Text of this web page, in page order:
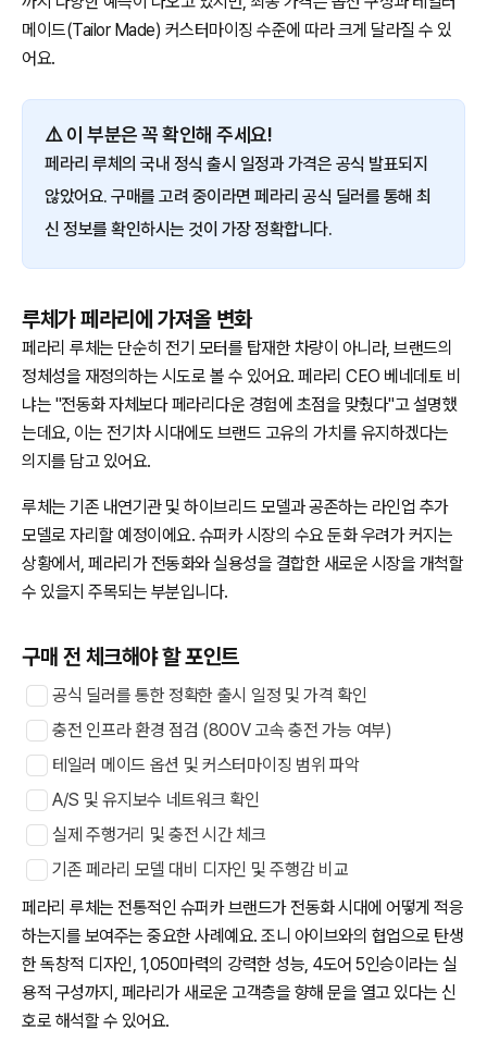
메이드(Tailor Made) 커스터마이징 수준에 따라 크게 달라질 수 있
어요.
⚠️ 이 부분은 꼭 확인해 주세요!
페라리 루체의 국내 정식 출시 일정과 가격은 공식 발표되지
않았어요. 구매를 고려 중이라면 페라리 공식 딜러를 통해 최
신 정보를 확인하시는 것이 가장 정확합니다.
루체가 페라리에 가져올 변화
페라리 루체는 단순히 전기 모터를 탑재한 차량이 아니라, 브랜드의
정체성을 재정의하는 시도로 볼 수 있어요. 페라리 CEO 베네데토 비
냐는 "전동화 자체보다 페라리다운 경험에 초점을 맞췄다"고 설명했
는데요, 이는 전기차 시대에도 브랜드 고유의 가치를 유지하겠다는
의지를 담고 있어요.
루체는 기존 내연기관 및 하이브리드 모델과 공존하는 라인업 추가
모델로 자리할 예정이에요. 슈퍼카 시장의 수요 둔화 우려가 커지는
상황에서, 페라리가 전동화와 실용성을 결합한 새로운 시장을 개척할
수 있을지 주목되는 부분입니다.
구매 전 체크해야 할 포인트
공식 딜러를 통한 정확한 출시 일정 및 가격 확인
충전 인프라 환경 점검 (800V 고속 충전 가능 여부)
테일러 메이드 옵션 및 커스터마이징 범위 파악
A/S 및 유지보수 네트워크 확인
실제 주행거리 및 충전 시간 체크
기존 페라리 모델 대비 디자인 및 주행감 비교
페라리 루체는 전통적인 슈퍼카 브랜드가 전동화 시대에 어떻게 적응
하는지를 보여주는 중요한 사례예요. 조니 아이브와의 협업으로 탄생
한 독창적 디자인, 1,050마력의 강력한 성능, 4도어 5인승이라는 실
용적 구성까지, 페라리가 새로운 고객층을 향해 문을 열고 있다는 신
호로 해석할 수 있어요.